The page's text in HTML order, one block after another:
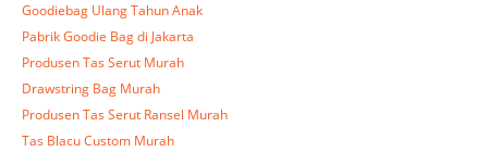
Goodiebag Ulang Tahun Anak
Pabrik Goodie Bag di Jakarta
Produsen Tas Serut Murah
Drawstring Bag Murah
Produsen Tas Serut Ransel Murah
Tas Blacu Custom Murah